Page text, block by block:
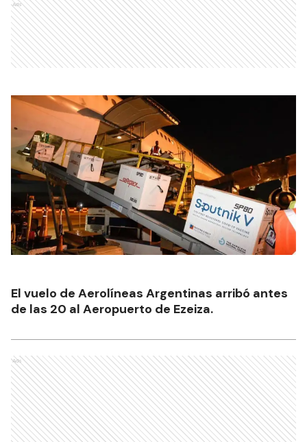
Ads
El vuelo de Aerolíneas Argentinas arribó antes
de las 20 al Aeropuerto de Ezeiza.
Ads